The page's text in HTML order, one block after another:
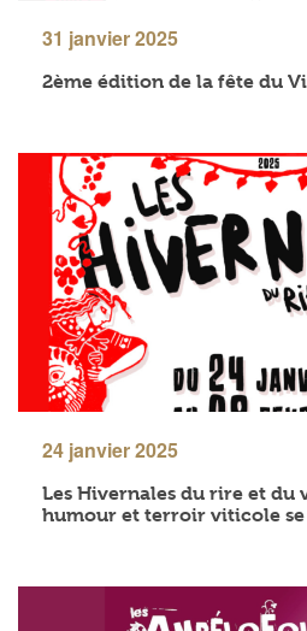
31 janvier 2025
2ème édition de la fête du
24 janvier 2025
Les Hivernales du rire et du
humour et terroir viticole